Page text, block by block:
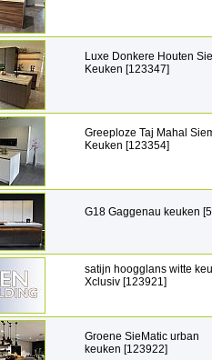
Luxe Donkere Houten
Keuken [123347]
Greeploze Taj Mahal
Keuken [123354]
G18 Gaggenau keuken
satijn hoogglans witte
Xclusiv [123921]
Groene SieMatic urban
keuken [123922]